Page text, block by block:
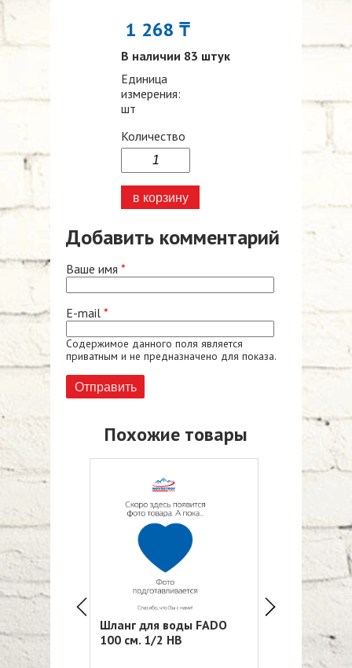
1 268 ₸
В наличии 83 штук
Единица
измерения:
шт
Количество
Добавить комментарий
Ваше имя *
E-mail *
Содержимое данного поля является
приватным и не предназначено для показа.
Похожие товары
длинная
Шланг для воды FADO
100 см. 1/2 НВ
M10*1/2 40